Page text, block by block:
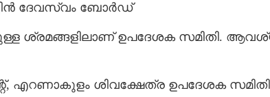
ദേവസ്വം ബോർഡ്
ശ്രമങ്ങളി​ലാണ് ഉപദേശക സമി​തി​.
ശി​വക്ഷേത്ര ഉപദേശക സമി​തി​